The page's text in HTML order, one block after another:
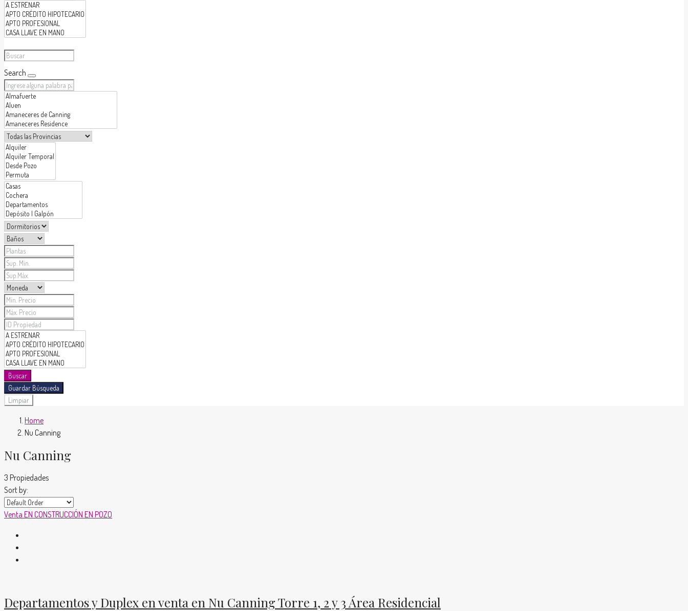
Search
Buscar
Guardar Búsqueda
Limpiar
Home
Nu Canning
Nu Canning
3 Propiedades
Sort by:
Venta EN CONSTRUCCIÓN EN POZO
Departamentos y Duplex en venta en Nu Canning Torre 1, 2 y 3 Área Residencial